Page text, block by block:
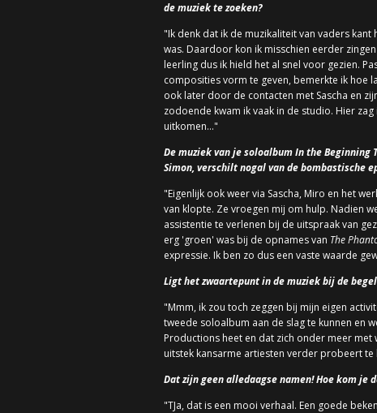
de muziek te zoeken?
"Ik denk dat ik de muzikaliteit van vaders
was. Daardoor kon ik misschien eerder
leerling dus ik hield het al snel voor gezien.
composities vorm te geven, bemerkte ik hoe
ook later door de contacten met Sascha en
zodoende kwam ik vaak in de studio. Hier
uitkomen…"
De muziek van je soloalbum In the Beginning
Simon, verschilt nogal van de bombastische
"Eigenlijk ook weer via Sascha, Miro en het
van klopte. Ze vroegen mij om hulp. Nadien
assistentie te verlenen bij de uitspraak van
erg 'groen' was bij de opnames van The
expressie. Ik ben zo dus een vaste waarde
Ligt het zwaartepunt in de muziek bij de
"Mmm, ik zou toch zeggen bij mijn eigen
tweede soloalbum aan de slag te kunnen en
Productions heet en dat zich onder meer
uitstek kansarme artiesten verder probeert te
Dat zijn geen alledaagse namen! Hoe kom je
"TJa, dat is een mooi verhaal. Een goede